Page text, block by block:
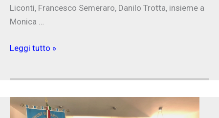
Liconti, Francesco Semeraro, Danilo Trotta, insieme a
Monica …
“LA
L’UNIVERSITÀ
Leggi tutto »